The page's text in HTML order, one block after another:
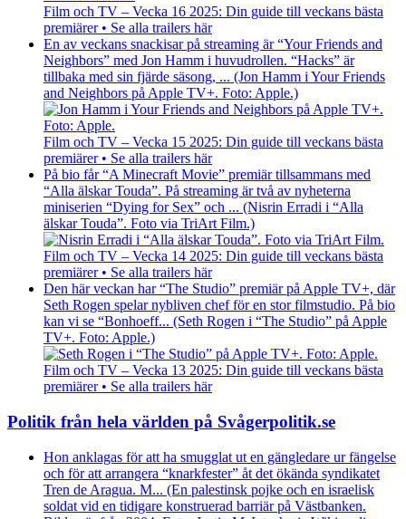
Film och TV – Vecka 16 2025: Din guide till veckans bästa
premiärer • Se alla trailers här
En av veckans snackisar på streaming är “Your Friends and
Neighbors” med Jon Hamm i huvudrollen. “Hacks” är
tillbaka med sin fjärde säsong, ... (Jon Hamm i Your Friends
and Neighbors på Apple TV+. Foto: Apple.)
Film och TV – Vecka 15 2025: Din guide till veckans bästa
premiärer • Se alla trailers här
På bio får “A Minecraft Movie” premiär tillsammans med
“Alla älskar Touda”. På streaming är två av nyheterna
miniserien “Dying for Sex” och ... (Nisrin Erradi i “Alla
älskar Touda”. Foto via TriArt Film.)
Film och TV – Vecka 14 2025: Din guide till veckans bästa
premiärer • Se alla trailers här
Den här veckan har “The Studio” premiär på Apple TV+, där
Seth Rogen spelar nybliven chef för en stor filmstudio. På bio
kan vi se “Bonhoeff... (Seth Rogen i “The Studio” på Apple
TV+. Foto: Apple.)
Film och TV – Vecka 13 2025: Din guide till veckans bästa
premiärer • Se alla trailers här
Politik från hela världen på Svågerpolitik.se
Hon anklagas för att ha smugglat ut en gängledare ur fängelse
och för att arrangera “knarkfester” åt det ökända syndikatet
Tren de Aragua. M... (En palestinsk pojke och en israelisk
soldat vid en tidigare konstruerad barriär på Västbanken.